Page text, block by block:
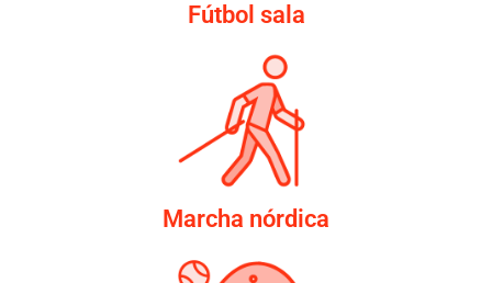
Fútbol sala
Marcha nórdica